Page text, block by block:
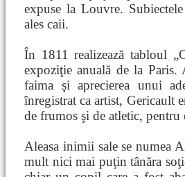
expuse la Louvre.
ales caii.
În 1811 realizează tabloul
expoziţie anuală de la
faima şi aprecierea unui
înregistrat ca artist, Gericault
de frumos şi de atletic, pentru
Aleasa inimii sale se numea
mult nici mai puţin tânăra